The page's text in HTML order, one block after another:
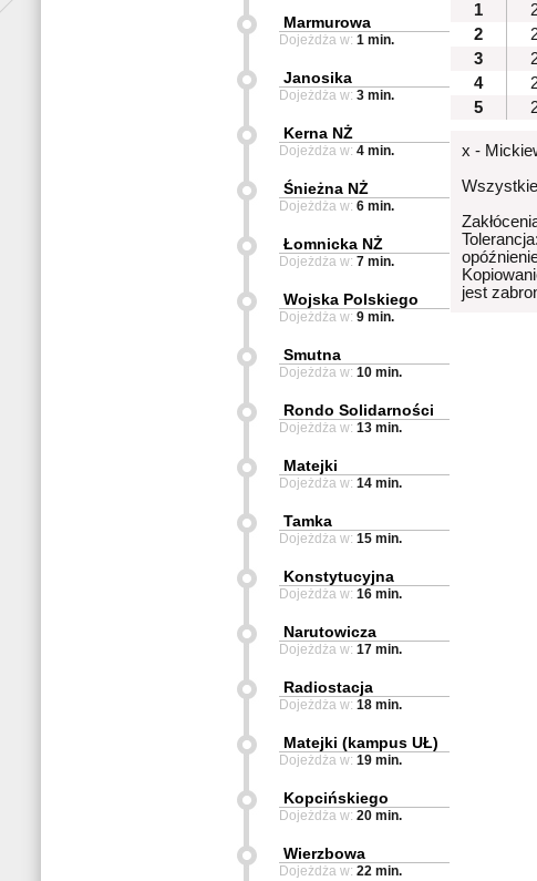
1
2
3
4
5
x -
jest
Marmurowa
Dojeżdża w: 1 min.
Janosika
Dojeżdża w: 3 min.
Kerna NŻ
Dojeżdża w: 4 min.
Śnieżna NŻ
Dojeżdża w: 6 min.
Łomnicka NŻ
Dojeżdża w: 7 min.
Wojska Polskiego
Dojeżdża w: 9 min.
Smutna
Dojeżdża w: 10 min.
Rondo Solidarności
Dojeżdża w: 13 min.
Matejki
Dojeżdża w: 14 min.
Tamka
Dojeżdża w: 15 min.
Konstytucyjna
Dojeżdża w: 16 min.
Narutowicza
Dojeżdża w: 17 min.
Radiostacja
Dojeżdża w: 18 min.
Matejki (kampus UŁ)
Dojeżdża w: 19 min.
Kopcińskiego
Dojeżdża w: 20 min.
Wierzbowa
Dojeżdża w: 22 min.